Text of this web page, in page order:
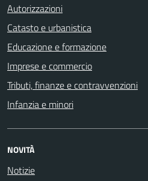
Autorizzazioni
Catasto e urbanistica
Educazione e formazione
Imprese e commercio
Tributi, finanze e contravvenzioni
Infanzia e minori
NOVITÀ
Notizie